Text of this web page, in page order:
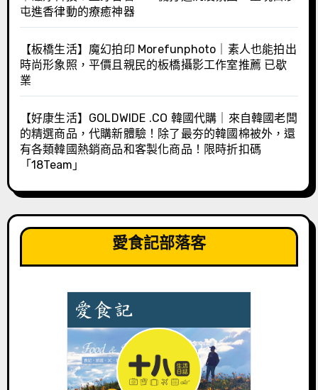
屯進香律動的療癒神器
【板橋生活】魔幻拍印 Morefunphoto｜素人也能拍出
時尚形象照，平價且親民的板橋攝影工作室推薦 已歇
業
【好康生活】GOLDWIDE .CO 韓國代購｜來自韓國老闆
的精選商品，代購新體驗！除了最夯的韓國棉被外，還
有各類韓國熱銷商品和客製化商品！限時折扣碼
「18Team」
愛食記部落客